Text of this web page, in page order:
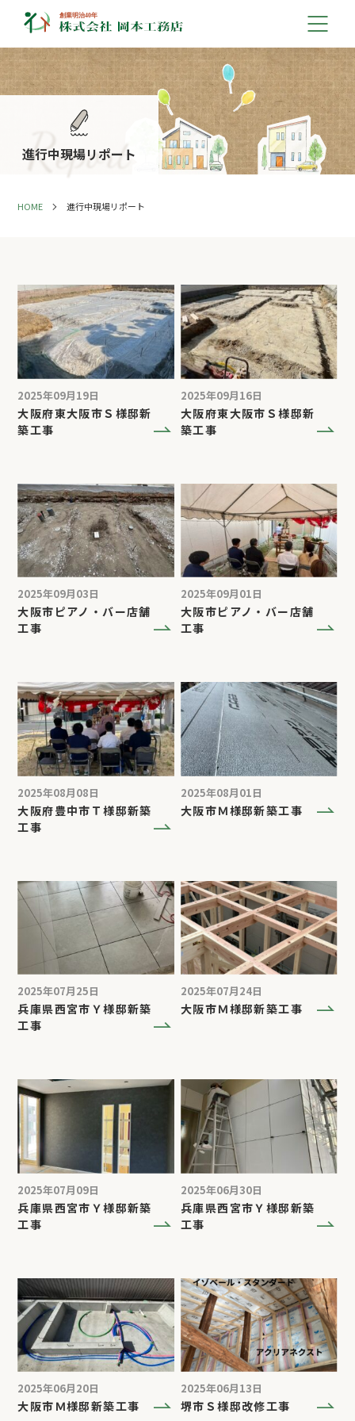
進行中現場リポート
HOME 進行中現場リポート
2025年09月19日
大阪府東大阪市Ｓ様邸新
築工事
2025年09月16日
大阪府東大阪市Ｓ様邸新
築工事
2025年09月03日
大阪市ピアノ・バー店舗
工事
2025年09月01日
大阪市ピアノ・バー店舗
工事
2025年08月08日
大阪府豊中市Ｔ様邸新築
工事
2025年08月01日
大阪市Ｍ様邸新築工事
2025年07月25日
兵庫県西宮市Ｙ様邸新築
工事
2025年07月24日
大阪市Ｍ様邸新築工事
2025年07月09日
兵庫県西宮市Ｙ様邸新築
工事
2025年06月30日
兵庫県西宮市Ｙ様邸新築
工事
2025年06月20日
大阪市Ｍ様邸新築工事
2025年06月13日
堺市Ｓ様邸改修工事